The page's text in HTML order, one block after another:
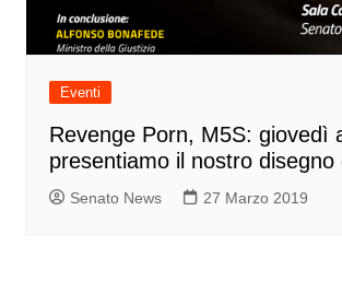
Eventi
Revenge Porn, M5S: giovedì
presentiamo il nostro disegno
Senato News 27 Marzo 2019